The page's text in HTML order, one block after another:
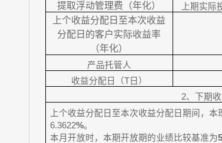
提取浮动管理费（年化） 上期实
上个收益分配日至本次收益
分配日的客户实际收益率
（年化）
产品托管人
收益分配日（T日）
2、下期
上个收益分配日至本次收益分配日期间，本
6.3622%。
本月开放时，本期开放期的业绩比较基准为